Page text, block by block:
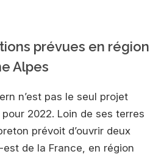
prévues en région
Alpes
n’est pas le seul projet
2022. Loin de ses terres
prévoit d’ouvrir deux
de la France, en région